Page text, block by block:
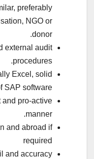
preferably
NGO or
donor.
external audit
procedures.
Excel, solid
SAP software.
pro-active
manner.
and abroad if
required
and accuracy